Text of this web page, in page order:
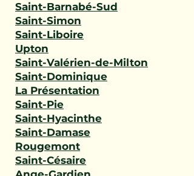
Saint-Barnabé-Sud
Saint-Simon
Saint-Liboire
Upton
Saint-Valérien-de-Milton
Saint-Dominique
La Présentation
Saint-Pie
Saint-Hyacinthe
Saint-Damase
Rougemont
Saint-Césaire